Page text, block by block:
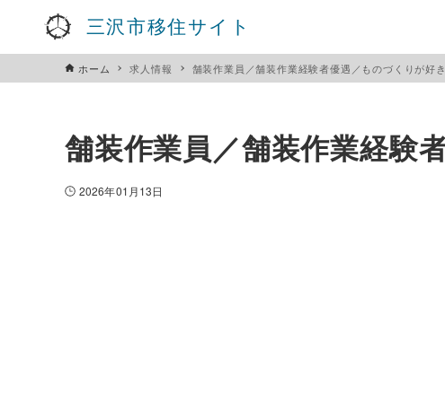
三沢市移住サイト
ホーム 求人情報 舗装作業員／舗装作業経験者優遇／ものづくりが好
舗装作業員／舗装作業経験
2026年01月13日